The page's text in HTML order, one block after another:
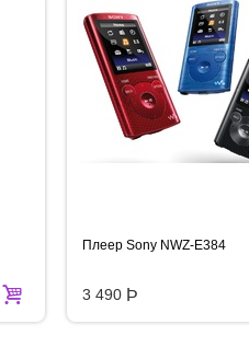
Плеер Sony NWZ-E384
3 490 Þ